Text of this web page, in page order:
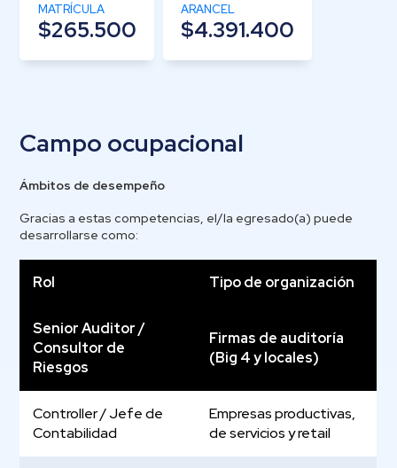
MATRÍCULA
$265.500
ARANCEL
$4.391.400
Campo ocupacional
Ámbitos de desempeño
Gracias a estas competencias, el/la egresado(a) puede
desarrollarse como:
Rol Tipo de organización
Senior Auditor /
Consultor de
Riesgos
Firmas de auditoría
(Big 4 y locales)
Controller / Jefe de
Contabilidad
Empresas productivas,
de servicios y retail